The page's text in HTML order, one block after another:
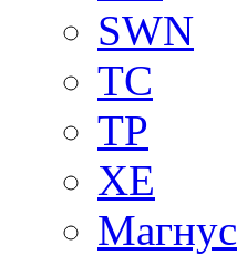
SWN
TC
TP
XE
Магнус